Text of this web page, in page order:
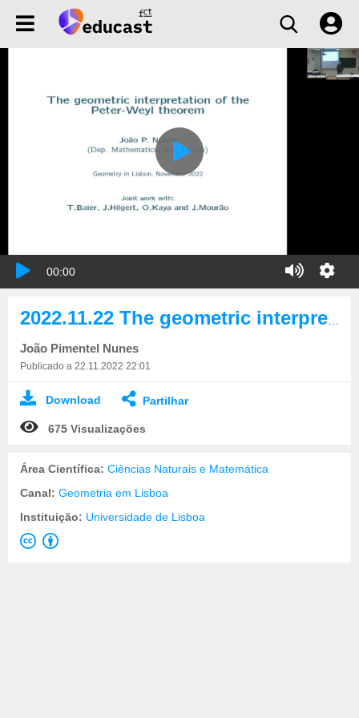
00:00
João Pimentel Nunes
Publicado a 22.11.2022 22:01
Download Partilhar
675 Visualizações
Área Científica: Ciências Naturais e Matemática
Canal: Geometria em Lisboa
Instituição: Universidade de Lisboa